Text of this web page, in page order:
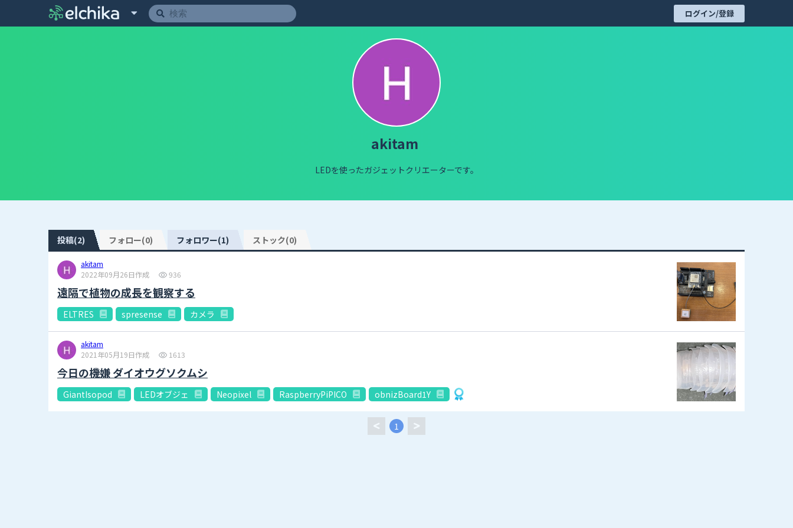
ログイン/登録
akitam
LEDを使ったガジェットクリエーターです。
投稿(2) フォロー(0) フォロワー(1) ストック(0)
akitam
2022年09月26日作成
936
遠隔で植物の成長を観察する
ELTRES spresense カメラ
akitam
2021年05月19日作成
1613
今日の機嫌 ダイオウグソクムシ
GiantIsopod LEDオブジェ Neopixel RaspberryPiPICO obnizBoard1Y
1